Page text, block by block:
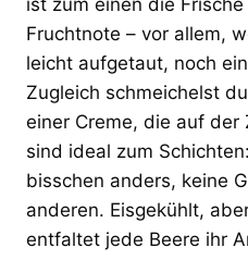
Fruchtnote – vor allem,
leicht aufgetaut, noch
Zugleich schmeichelst
einer Creme, die auf der
sind ideal zum
bisschen anders, keine
anderen. Eisgekühlt,
entfaltet jede Beere ihr